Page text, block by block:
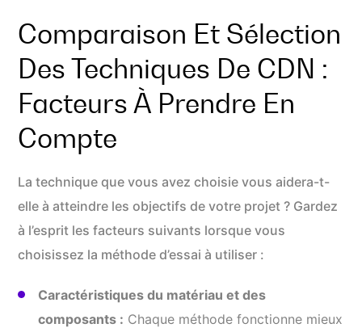
Comparaison Et Sélection
Des Techniques De CDN :
Facteurs À Prendre En
Compte
La technique que vous avez choisie vous aidera-t-
elle à atteindre les objectifs de votre projet ? Gardez
à l’esprit les facteurs suivants lorsque vous
choisissez la méthode d’essai à utiliser :
Caractéristiques du matériau et des
composants : Chaque méthode fonctionne mieux